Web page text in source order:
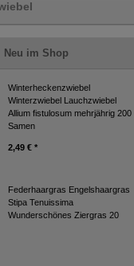
Neu im Shop
Winterheckenzwiebel
Winterzwiebel Lauchzwiebel
Allium fistulosum mehrjährig 200
Samen
2,49 € *
Federhaargras Engelshaargras
Stipa Tenuissima
Wunderschönes Ziergras 20